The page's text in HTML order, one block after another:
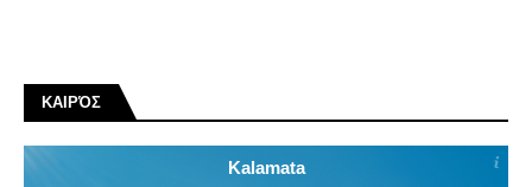
ΚΑΙΡΌΣ
Kalamata